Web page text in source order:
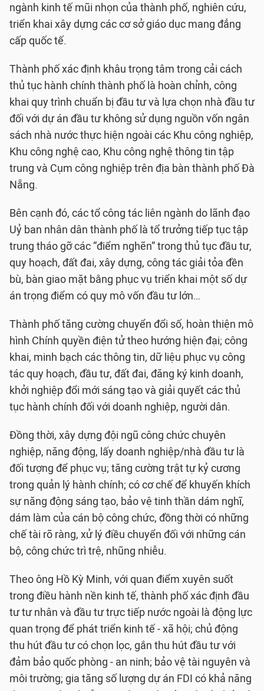
ngành kinh tế mũi nhọn của thành phố, nghiên cứu,
triển khai xây dựng các cơ sở giáo dục mang đẳng
cấp quốc tế.
Thành phố xác định khâu trọng tâm trong cải cách
thủ tục hành chính thành phố là hoàn chỉnh, công
khai quy trình chuẩn bị đầu tư và lựa chọn nhà đầu tư
đối với dự án đầu tư không sử dụng nguồn vốn ngân
sách nhà nước thực hiện ngoài các Khu công nghiệp,
Khu công nghệ cao, Khu công nghệ thông tin tập
trung và Cụm công nghiệp trên địa bàn thành phố Đà
Nẵng.
Bên cạnh đó, các tổ công tác liên ngành do lãnh đạo
Uỷ ban nhân dân thành phố là tổ trưởng tiếp tục tập
trung tháo gỡ các “điểm nghẽn” trong thủ tục đầu tư,
quy hoạch, đất đai, xây dựng, công tác giải tỏa đền
bù, bàn giao mặt bằng phục vụ triển khai một số dự
án trọng điểm có quy mô vốn đầu tư lớn…
Thành phố tăng cường chuyển đổi số, hoàn thiện mô
hình Chính quyền điện tử theo hướng hiện đại; công
khai, minh bạch các thông tin, dữ liệu phục vụ công
tác quy hoạch, đầu tư, đất đai, đăng ký kinh doanh,
khởi nghiệp đổi mới sáng tạo và giải quyết các thủ
tục hành chính đối với doanh nghiệp, người dân.
Đồng thời, xây dựng đội ngũ công chức chuyên
nghiệp, năng động, lấy doanh nghiệp/nhà đầu tư là
đối tượng để phục vụ; tăng cường trật tự kỷ cương
trong quản lý hành chính; có cơ chế để khuyến khích
sự năng động sáng tạo, bảo vệ tinh thần dám nghĩ,
dám làm của cán bộ công chức, đồng thời có những
chế tài rõ ràng, xử lý điều chuyển đối với những cán
bộ, công chức trì trệ, nhũng nhiễu.
Theo ông Hồ Kỳ Minh, với quan điểm xuyên suốt
trong điều hành nền kinh tế, thành phố xác định đầu
tư tư nhân và đầu tư trực tiếp nước ngoài là động lực
quan trọng để phát triển kinh tế - xã hội; chủ động
thu hút đầu tư có chọn lọc, gắn thu hút đầu tư với
đảm bảo quốc phòng - an ninh; bảo vệ tài nguyên và
môi trường; gia tăng số lượng dự án FDI có khả năng